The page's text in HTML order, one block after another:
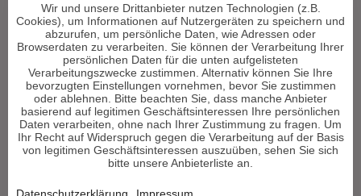
Astrologie & Horoskope
Medium & Channeling
Psych. Lebensberatung
Liebe & Partnerschaft
Beruf & Karriere
Sonstige Bereiche
Berater werden
Impressum
Wir und unsere Drittanbieter nutzen Technologien (z.B.
Cookies), um Informationen auf Nutzergeräten zu speichern und
abzurufen, um persönliche Daten, wie Adressen oder
Browserdaten zu verarbeiten. Sie können der Verarbeitung Ihrer
persönlichen Daten für die unten aufgelisteten
Verarbeitungszwecke zustimmen. Alternativ können Sie Ihre
bevorzugten Einstellungen vornehmen, bevor Sie zustimmen
oder ablehnen. Bitte beachten Sie, dass manche Anbieter
basierend auf legitimen Geschäftsinteressen Ihre persönlichen
Daten verarbeiten, ohne nach Ihrer Zustimmung zu fragen. Um
Ihr Recht auf Widerspruch gegen die Verarbeitung auf der Basis
von legitimen Geschäftsinteressen auszuüben, sehen Sie sich
bitte unsere Anbieterliste an.